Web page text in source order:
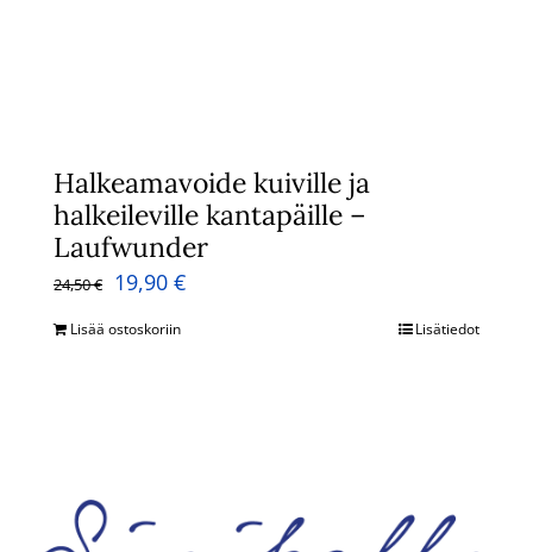
Halkeamavoide kuiville ja
halkeileville kantapäille –
Laufwunder
24,50€
Alkuperäinen
hinta
19,90 €Nykyinen
Lisää ostoskoriin Lisätiedot